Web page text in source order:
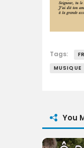
Tags:
MUSIQUE
You